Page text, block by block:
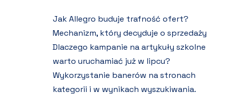
Jak Allegro buduje trafność ofert?
Mechanizm, który decyduje o sprzedaży
Dlaczego kampanie na artykuły szkolne
warto uruchamiać już w lipcu?
Wykorzystanie banerów na stronach
kategorii i w wynikach wyszukiwania.